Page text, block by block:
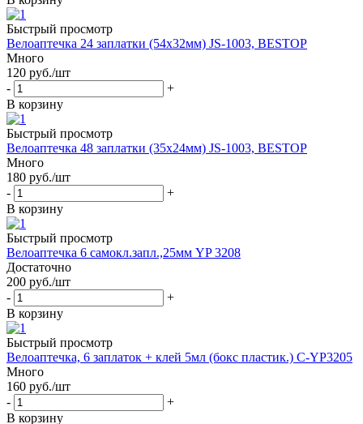
Быстрый просмотр
Велоаптечка 24 заплатки (54х32мм) JS-1003, BESTOP
Много
120 руб./шт
-
+
В корзину
Быстрый просмотр
Велоаптечка 48 заплатки (35х24мм) JS-1003, BESTOP
Много
180 руб./шт
-
+
В корзину
Быстрый просмотр
Велоаптечка 6 самокл.запл.,25мм YP 3208
Достаточно
200 руб./шт
-
+
В корзину
Быстрый просмотр
Велоаптечка, 6 заплаток + клей 5мл (бокс пластик.) C-YP3205
Много
160 руб./шт
-
+
В корзину